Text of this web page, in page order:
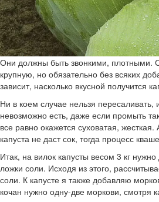
Они должны быть звонкими, плотными.
крупную, но обязательно без всяких
зависит, насколько вкусной получится
Ни в коем случае нельзя пересаливать,
невозможно есть, даже если промыть
все равно окажется суховатая,
капуста не даст сок, тогда процесс
Итак, на вилок капусты весом 3 кг
ложки соли. Исходя из этого,
соли. К капусте я также добавляю
кочан нужно одну-две моркови, смотря